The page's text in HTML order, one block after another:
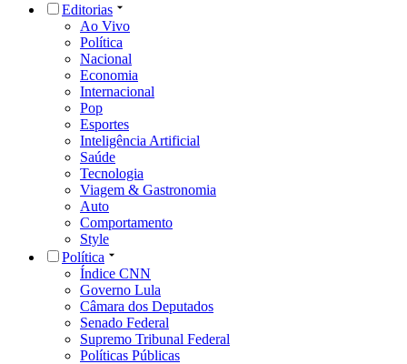
Editorias
Ao Vivo
Política
Nacional
Economia
Internacional
Pop
Esportes
Inteligência Artificial
Saúde
Tecnologia
Viagem & Gastronomia
Auto
Comportamento
Style
Política
Índice CNN
Governo Lula
Câmara dos Deputados
Senado Federal
Supremo Tribunal Federal
Políticas Públicas